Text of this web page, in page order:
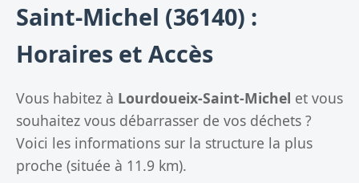
Saint-Michel (36140) :
Horaires et Accès
Vous habitez à Lourdoueix-Saint-Michel et vous
souhaitez vous débarrasser de vos déchets ?
Voici les informations sur la structure la plus
proche (située à 11.9 km).